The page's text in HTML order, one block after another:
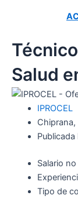
Salud
IPROCEL
Chiprana,
Publicada
Salario
Tipo de